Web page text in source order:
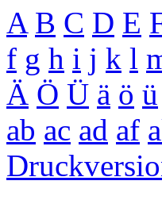
A B C D E
f g h i j k l
Ä Ö Ü ä ö ü
ab ac ad af